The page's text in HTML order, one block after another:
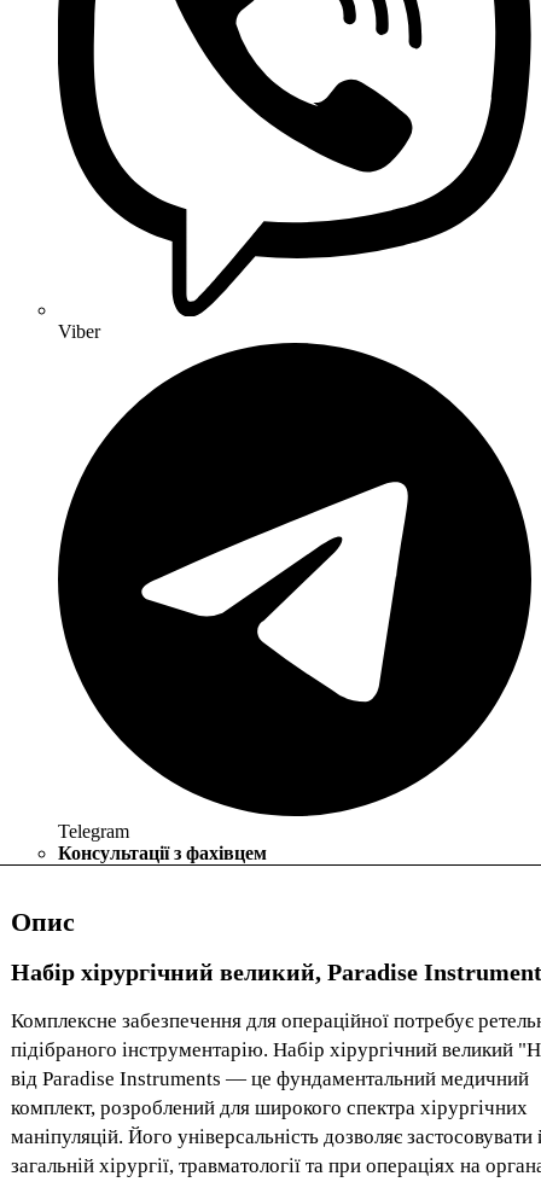
Viber
Telegram
Консультації з фахівцем
Опис
Набір хірургічний великий, Paradise
Комплексне забезпечення для операційної потребує
підібраного інструментарію. Набір хірургічний великий
від Paradise Instruments — це фундаментальний медичний
комплект, розроблений для широкого спектра хірургічних
маніпуляцій. Його універсальність дозволяє застосовувати
загальній хірургії, травматології та при операціях на